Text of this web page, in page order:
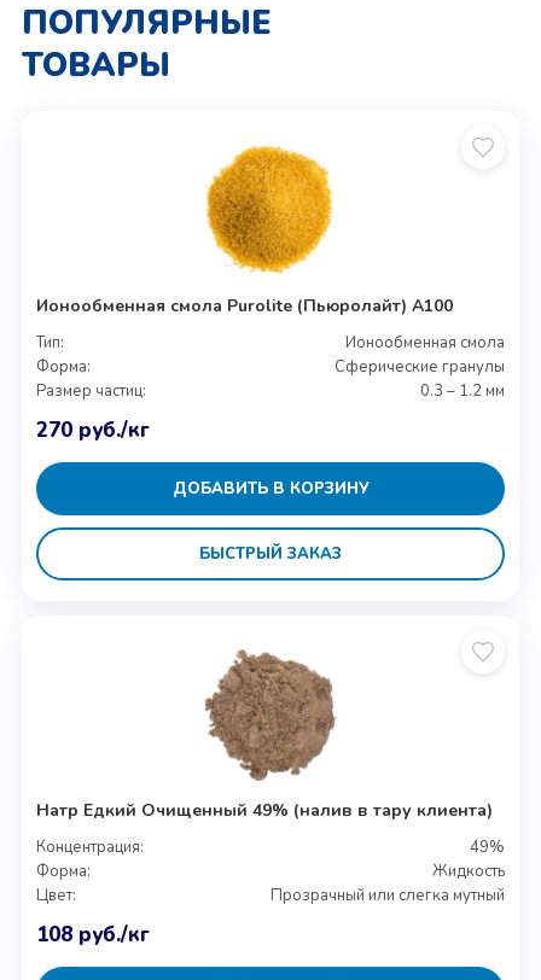
ПОПУЛЯРНЫЕ
ТОВАРЫ
Ионообменная смола Purolite (Пьюролайт) A100
Тип:
Ионообменная смола
Форма:
Сферические гранулы
Размер частиц:
0.3 – 1.2 мм
270 руб./кг
ДОБАВИТЬ В КОРЗИНУ
БЫСТРЫЙ ЗАКАЗ
Натр Едкий Очищенный 49% (налив в тару клиента)
Концентрация:
49%
Форма:
Жидкость
Цвет:
Прозрачный или слегка мутный
108 руб./кг